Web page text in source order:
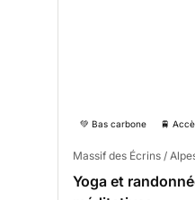
💚 Bas carbone 🚆
Massif des Écrins /
Yoga et